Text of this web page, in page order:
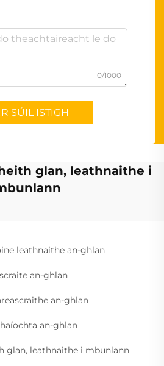
0/1000
SÚIL ISTIGH
glan, leathnaithe i
leathnaithe an-ghlan
an-ghlan
an-ghlan
an-ghlan
glan, leathnaithe i mbunlann